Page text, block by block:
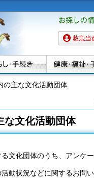
お探しの
か。
救急当番医
の主な文化活動団体
な文化活動団体
文化団体のうち、アンケ
動状況などに関するお問